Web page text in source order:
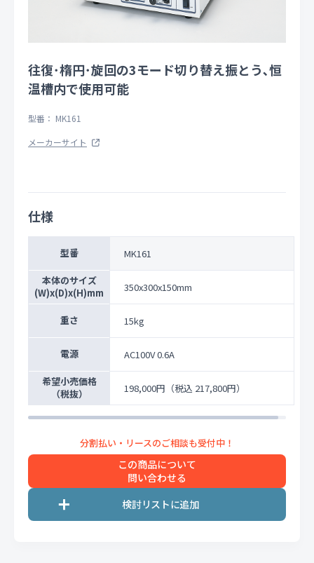
往復･楕円･旋回の3モード切り替え振とう､恒
温槽内で使用可能
型番： MK161
メーカーサイト
仕様
型番
MK161
本体のサイズ
(W)x(D)x(H)mm
350x300x150mm
重さ 15kg
電源
AC100V 0.6A
希望小売価格
（税抜）
198,000円 （税込 217,800円）
この商品について
問い合わせる